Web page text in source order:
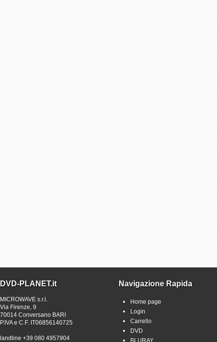
DVD-PLANET.it
MICROWAVE s.r.l.
Via Firenze, 9
70014 Conversano BARI
P.IVA e C.F. IT06856140725
landline +39 080 4957904
Navigazione Rapida
Home page
Login
Carrello
DVD
BLURAY